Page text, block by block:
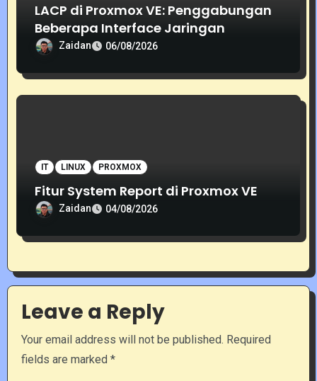
LACP di Proxmox VE: Penggabungan
Beberapa Interface Jaringan
Zaidan 06/08/2026
IT LINUX PROXMOX
Fitur System Report di Proxmox VE
Zaidan 04/08/2026
Leave a Reply
Your email address will not be published. Required
fields are marked *